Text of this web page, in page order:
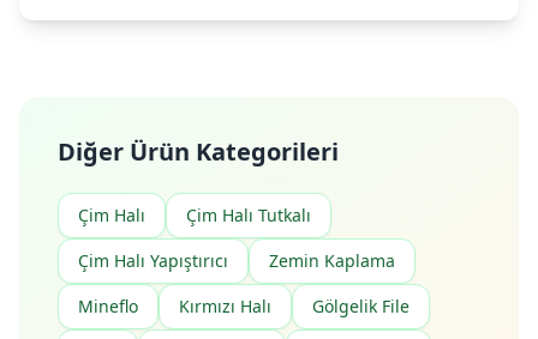
Diğer Ürün Kategorileri
Çim Halı
Çim Halı Tutkalı
Çim Halı Yapıştırıcı
Zemin Kaplama
Mineflo
Kırmızı Halı
Gölgelik File